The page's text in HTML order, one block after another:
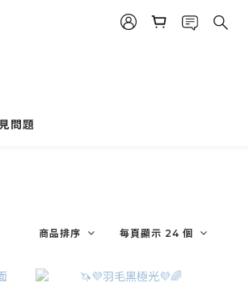
問題
商品排序 每頁顯示 24 個